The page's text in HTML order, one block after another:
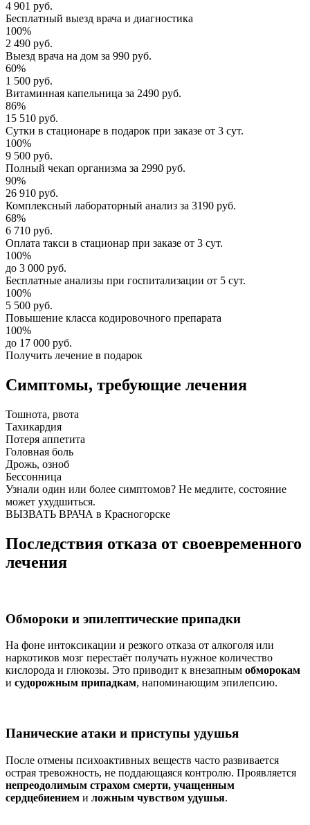
4 901 руб.
Бесплатный выезд врача и диагностика
100%
2 490 руб.
Выезд врача на дом за 990 руб.
60%
1 500 руб.
Витаминная капельница за 2490 руб.
86%
15 510 руб.
Сутки в стационаре в подарок при заказе от 3 сут.
100%
9 500 руб.
Полный чекап организма за 2990 руб.
90%
26 910 руб.
Комплексный лабораторный анализ за 3190 руб.
68%
6 710 руб.
Оплата такси в стационар при заказе от 3 сут.
100%
до 3 000 руб.
Бесплатные анализы при госпитализации от 5 сут.
100%
5 500 руб.
Повышение класса кодировочного препарата
100%
до 17 000 руб.
Получить лечение в подарок
Симптомы, требующие лечения
Тошнота, рвота
Тахикардия
Потеря аппетита
Головная боль
Дрожь, озноб
Бессонница
Узнали один или более симптомов? Не медлите, состояние
может ухудшиться.
ВЫЗВАТЬ ВРАЧА в Красногорске
Последствия отказа от своевременного
лечения
Обмороки и эпилептические припадки
На фоне интоксикации и резкого отказа от алкоголя или
наркотиков мозг перестаёт получать нужное количество
кислорода и глюкозы. Это приводит к внезапным обморокам
и судорожным припадкам, напоминающим эпилепсию.
Панические атаки и приступы удушья
После отмены психоактивных веществ часто развивается
острая тревожность, не поддающаяся контролю. Проявляется
непреодолимым страхом смерти, учащенным
сердцебиением и ложным чувством удушья.